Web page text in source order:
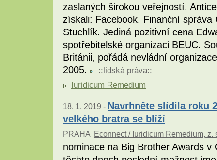
zaslaných širokou veřejností.
získali: Facebook, Finanční správa
Stuchlík. Jediná pozitivní cena
spotřebitelské organizaci BEUC.
Británii, pořádá nevládní
2005.
::lidská práva::
Iuridicum Remedium
18. 1. 2019 - Navrhněte slídila roku
velkého bratra se blíží
PRAHA [Econnect / Iuridicum Remedium, z.
nominace na Big Brother Awards